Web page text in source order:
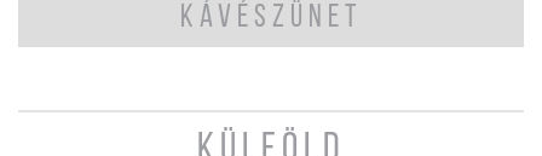
KÁVÉSZÜNET